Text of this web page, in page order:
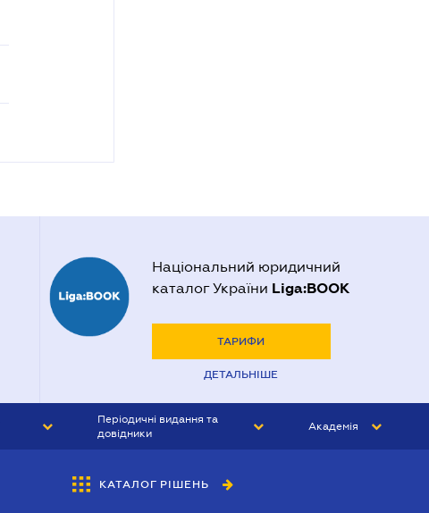
Національний юридичний
каталог України Liga:BOOK
ТАРИФИ
ДЕТАЛЬНІШЕ
Періодичні видання та
довідники
БУХГАЛТЕР&ЗАКОН
Академія
КАТАЛОГ РІШЕНЬ